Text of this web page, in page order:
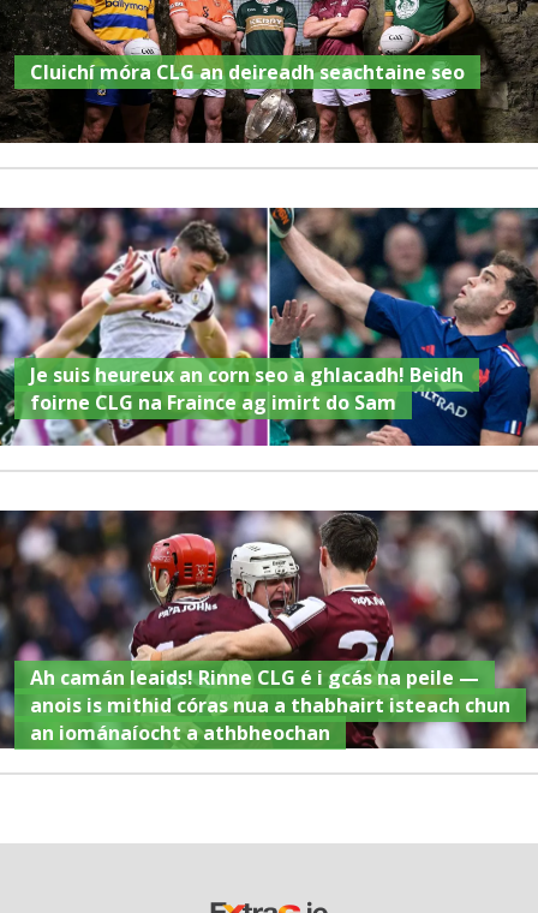
Cluichí móra CLG an deireadh seachtaine seo
Je suis heureux an corn seo a ghlacadh! Beidh
foirne CLG na Fraince ag imirt do Sam
Ah camán leaids! Rinne CLG é i gcás na peile —
anois is mithid córas nua a thabhairt isteach chun
an iománaíocht a athbheochan